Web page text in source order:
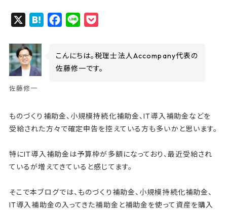
H
e
k
e
k
佐藤修一
こんにちは。税理士法人Accompany代表の
佐藤修一です。
ものづくり補助金、小規模持続化補助金、IT導入補助金などを
受給された方々で確定申告を控えている方も多いかと思います。
特にIT導入補助金は予算枠が多額になっており、最近受給され
ているが増えてきていると感じてます。
そこで本ブログでは、ものづくり補助金、小規模持続化補助金、
IT導入補助金の入ってきた補助金と補助金を使って資産を購入